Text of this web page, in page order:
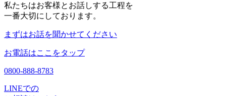
私たちはお客様とお話しする工程を
一番大切にしております。
まずはお話を聞かせてください
お電話はここをタップ
0800-888-8783
LINEでの